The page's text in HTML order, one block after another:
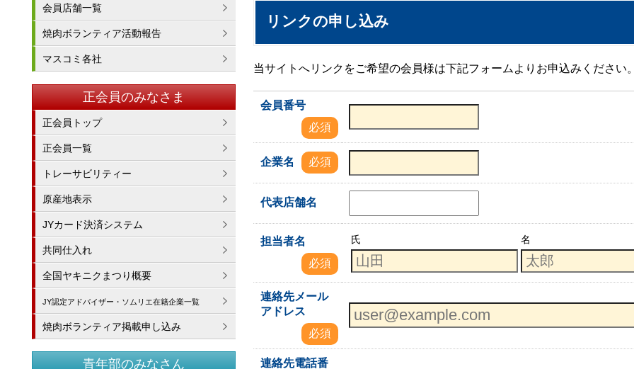
リンクの申し込み
当サイトへリンクをご希望の会員様は下記フォームよりお申込みください
会員番号
必須
企業名 必須
代表店舗名
担当者名
必須
氏 名
連絡先メール
アドレス
必須
連絡先電話番
会員店舗一覧
焼肉ボランティア活動報告
マスコミ各社
正会員のみなさま
正会員トップ
正会員一覧
トレーサビリティー
原産地表示
JYカード決済システム
共同仕入れ
全国ヤキニクまつり概要
JY認定アドバイザー・ソムリエ在籍企業一覧
焼肉ボランティア掲載申し込み
青年部のみなさん